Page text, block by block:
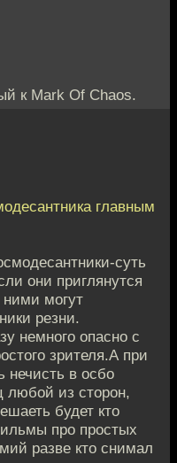
к Mark Of Chaos.
главным
суть
они приглянутся
ними могут
резни.
немного опасно с
зрителя.А при
нечисть в осбо
любой из сторон,
будет кто
про простых
разве кто снимал